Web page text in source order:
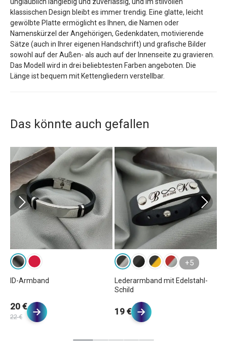
klassischen Design bleibt es immer trendig. Eine glatte, leicht
gewölbte Platte ermöglicht es Ihnen, die Namen oder
Namenskürzel der Angehörigen, Gedenkdaten, motivierende
Sätze (auch in Ihrer eigenen Handschrift) und grafische Bilder
sowohl auf der Außen- als auch auf der Innenseite zu gravieren.
Das Modell wird in drei beliebtesten Farben angeboten. Die
Länge ist bequem mit Kettengliedern verstellbar.
Das könnte auch gefallen
ID-Armband
20 €
22 €
+5
Lederarmband mit Edelstahl-
Schild
19 €